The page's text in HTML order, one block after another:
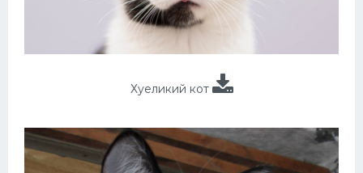
Хуеликий кот